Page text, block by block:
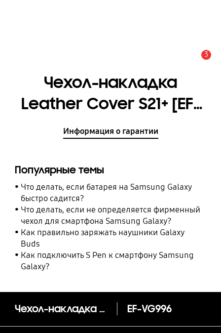
3
Чехол-накладка
Leather Cover S21+ [EF-
VG996LBEGRU]
Информация о гарантии
Популярные темы
Что делать, если батарея на Samsung Galaxy
быстро садится?
Что делать, если не определяется фирменный
чехол для смартфона Samsung Galaxy?
Как правильно заряжать наушники Galaxy
Buds
Как подключить S Pen к смартфону Samsung
Galaxy?
Чехол-накладка Leather Cover S21+ EF-VG996